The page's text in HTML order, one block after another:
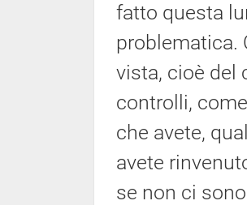
fatto questa
problematica.
vista, cioè del
controlli,
che avete,
avete
se non ci